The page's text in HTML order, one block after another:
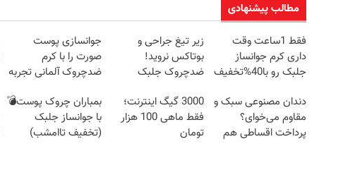
مطالب پیشنهادی
فقط 1ساعت وقت
داری کرم جوانساز
جلبک رو با40%تخفیف
زیر تیغ جراحی و
بوتاکس نروید!
ضدچروک جلبک
جوانسازی پوست
صورت را با کرم
ضدچروک آلمانی تجربه
دندان مصنوعی سبک و
مقاوم می‌خوای؟
پرداخت اقساطی هم
3000 گیگ اینترنت؛
فقط ماهی 100 هزار
تومان
بمباران چروک پوست💣
با جوانساز جلبک
(تخفیف تاامشب)